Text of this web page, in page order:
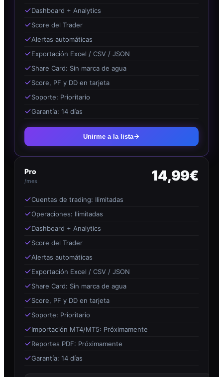
Dashboard + Analytics
Score del Trader
Alertas automáticas
Exportación Excel / CSV / JSON
Share Card: Sin marca de agua
Score, PF y DD en tarjeta
Soporte: Prioritario
Garantía: 14 días
Unirme a la lista
Pro
/mes 14,99€
Cuentas de trading: Ilimitadas
Operaciones: Ilimitadas
Dashboard + Analytics
Score del Trader
Alertas automáticas
Exportación Excel / CSV / JSON
Share Card: Sin marca de agua
Score, PF y DD en tarjeta
Soporte: Prioritario
Importación MT4/MT5: Próximamente
Reportes PDF: Próximamente
Garantía: 14 días